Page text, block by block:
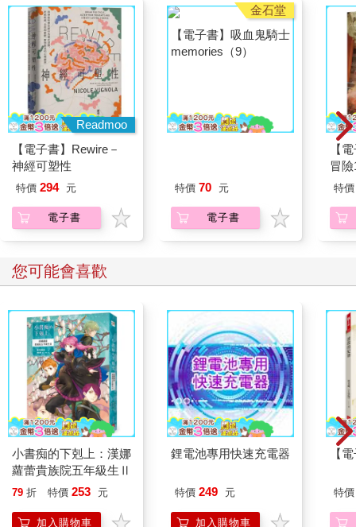
「而且必須是鋼筋水泥蓋的屋子才行。」娃娃補充說：「就像
〈三隻小豬〉故事說的那樣，大野狼只要吹幾口氣，豬大哥的茅
草屋和豬二哥的木屋很快就倒塌。只有豬小弟的紅磚屋堅固無
比，大野狼怎麼吹都吹不倒。」
「哇，妳的數學和國語成績不好，沒想到老師講的童話故事，妳
倒是記得一清二楚。」阿志笑著說。
「因為故事裡有我最感興趣的『大野狼』啊！」娃娃說著，露出
得意的表情，爸媽都被她逗笑了。
「啊！大野狼……？」阿志臉色一變，機警的看向娃娃。
娃娃會意，立刻收起笑意，把嘴巴湊到阿志耳邊說：「該不會又
是狼人酷必剋搞的鬼？」
「還有，龍捲風會不會跟青龍有關？」阿志也擔憂起來。
「嗯，今天晚上我們直接去博物院問青龍。」娃娃急切的說。
用「魔法電梯術」抵達臺北故宮博物院。
「我也聽見遊客們聚在一起討論，說外頭颳起了怪風。」丹青點
點頭說。
「聽說風速比颱風還強呢。」阿定張大眼睛說。
於是他們一起走進展出陶瓷器的陳列室，來到青花穿蓮龍紋天球
瓶前。
「青龍，你在嗎？」娃娃率先開口問。
「我一直都在啊！」青龍從瓶身的表面上浮凸起來，笑著用心語
回答。
「最近世界各地都颳起狂風，甚至是龍捲風，這跟你有沒有關
係？」娃娃直接拋出問題。
「沒有。」青龍納悶的說：「你們怎會認為這件事跟我有關？」
超自然的力量，才能同時造成這麼多龍捲風。」
Readmoo
【電子書】Rewire－
神經可塑性
特價 294 元
電子書
金石堂
特價 70 元
電子書
【
冒
怪
特價
您可能會喜歡
小書痴的下剋上：漢娜
蘿蕾貴族院五年級生Ⅱ
79 折 特價 253 元
加入購物車
鋰電池專用快速充電器
特價 249 元
加入購物車
【
特價